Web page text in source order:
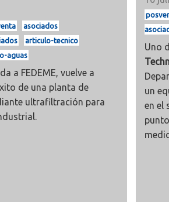
asociados
articulo-tecnico
aguas
a FEDEME, vuelve a
de una planta de
ultrafiltración para
Uno
un
en el